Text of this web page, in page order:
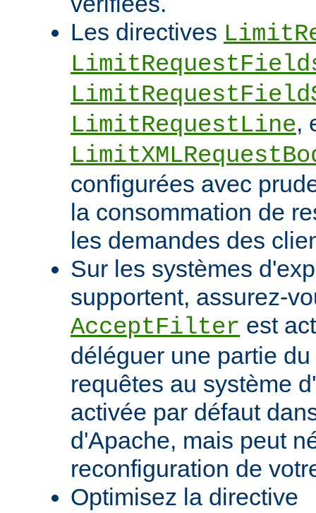
Les directives
LimitRequestLine,
configurées avec
la consommation de
les demandes des
Sur les systèmes
supportent, assurez-
AcceptFilter est
déléguer une partie
requêtes au système
activée par défaut
d'Apache, mais peut
reconfiguration de
Optimisez la directive